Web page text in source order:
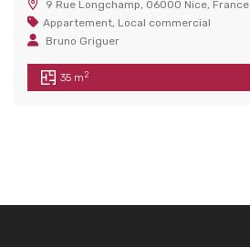
9 Rue Longchamp, 06000 Nice, France
Appartement, Local commercial
Bruno Griguer
35 m 2